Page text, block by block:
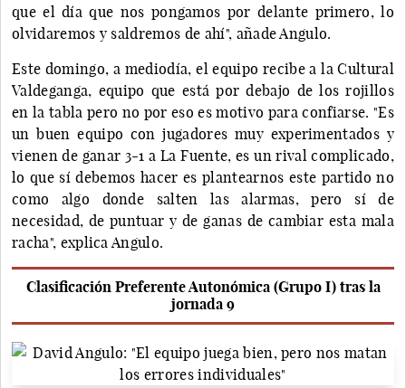
que el día que nos pongamos por delante primero, lo
olvidaremos y saldremos de ahí", añade Angulo.
Este domingo, a mediodía, el equipo recibe a la Cultural
Valdeganga, equipo que está por debajo de los rojillos
en la tabla pero no por eso es motivo para confiarse. "Es
un buen equipo con jugadores muy experimentados y
vienen de ganar 3-1 a La Fuente, es un rival complicado,
lo que sí debemos hacer es plantearnos este partido no
como algo donde salten las alarmas, pero sí de
necesidad, de puntuar y de ganas de cambiar esta mala
racha", explica Angulo.
Clasificación Preferente Autonómica (Grupo I) tras la
jornada 9